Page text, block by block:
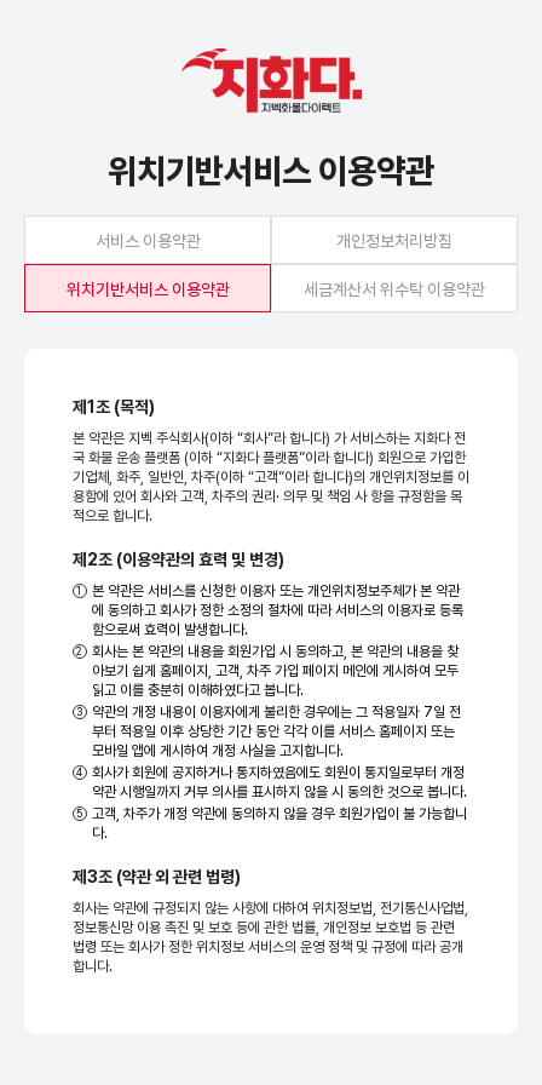
위치기반서비스 이용약관
서비스 이용약관 개인정보처리방침
위치기반서비스 이용약관 세금계산서 위수탁 이용약관
제1조 (목적)
본 약관은 지벡 주식회사(이하 “회사”라 합니다) 가 서비스하는 지화다 전
국 화물 운송 플랫폼 (이하 “지화다 플랫폼”이라 합니다) 회원으로 가입한
기업체, 화주, 일반인, 차주(이하 “고객”이라 합니다)의 개인위치정보를 이
용함에 있어 회사와 고객, 차주의 권리· 의무 및 책임 사 항을 규정함을 목
적으로 합니다.
제2조 (이용약관의 효력 및 변경)
본 약관은 서비스를 신청한 이용자 또는 개인위치정보주체가 본 약관
에 동의하고 회사가 정한 소정의 절차에 따라 서비스의 이용자로 등록
함으로써 효력이 발생합니다.
회사는 본 약관의 내용을 회원가입 시 동의하고, 본 약관의 내용을 찾
아보기 쉽게 홈페이지, 고객, 차주 가입 페이지 메인에 게시하여 모두
읽고 이를 충분히 이해하였다고 봅니다.
약관의 개정 내용이 이용자에게 불리한 경우에는 그 적용일자 7일 전
부터 적용일 이후 상당한 기간 동안 각각 이를 서비스 홈페이지 또는
모바일 앱에 게시하여 개정 사실을 고지합니다.
회사가 회원에 공지하거나 통지하였음에도 회원이 통지일로부터 개정
약관 시행일까지 거부 의사를 표시하지 않을 시 동의한 것으로 봅니다.
고객, 차주가 개정 약관에 동의하지 않을 경우 회원가입이 불 가능합니
다.
제3조 (약관 외 관련 법령)
회사는 약관에 규정되지 않는 사항에 대하여 위치정보법, 전기통신사업법,
정보통신망 이용 촉진 및 보호 등에 관한 법률, 개인정보 보호법 등 관련
법령 또는 회사가 정한 위치정보 서비스의 운영 정책 및 규정에 따라 공개
합니다.